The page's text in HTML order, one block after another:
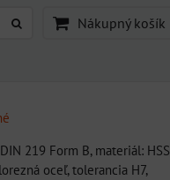
Nákupný košík
219 Form B, materiál: HSS
oceľ, tolerancia H7,